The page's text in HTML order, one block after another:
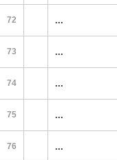
72 ...
73 ...
74 ...
75 ...
76 ...